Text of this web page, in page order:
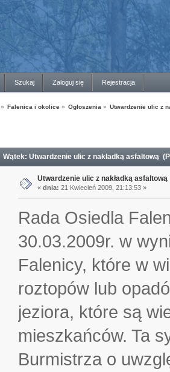
Szukaj Zaloguj się Rejestracja
» Falenica i okolice » Ogłoszenia » Utwardzenie ulic z
Wątek: Utwardzenie ulic z nakładką asfaltową
Utwardzenie ulic z nakładką asfaltową
« dnia: 21 Kwiecień 2009, 21:13:53 »
Rada Osiedla
30.03.2009r. w
Falenicy, które w
roztopów lub
jeziora, które są
mieszkańców. Ta
Burmistrza o